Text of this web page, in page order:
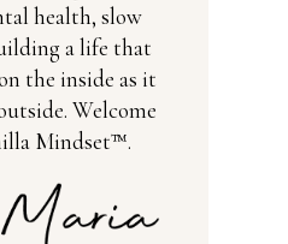
health, slow
a life that
the inside as it
Welcome
Mindset™.